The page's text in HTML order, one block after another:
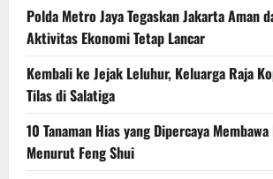
Polda Metro Jaya Tegaskan Jakarta Aman
Aktivitas Ekonomi Tetap Lancar
Kembali ke Jejak Leluhur, Keluarga Raja
Tilas di Salatiga
10 Tanaman Hias yang Dipercaya
Menurut Feng Shui